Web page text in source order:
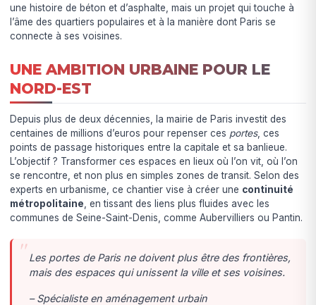
une histoire de béton et d’asphalte, mais un projet qui touche à
l’âme des quartiers populaires et à la manière dont Paris se
connecte à ses voisines.
UNE AMBITION URBAINE POUR LE
NORD-EST
Depuis plus de deux décennies, la mairie de Paris investit des
centaines de millions d’euros pour repenser ces portes, ces
points de passage historiques entre la capitale et sa banlieue.
L’objectif ? Transformer ces espaces en lieux où l’on vit, où l’on
se rencontre, et non plus en simples zones de transit. Selon des
experts en urbanisme, ce chantier vise à créer une continuité
métropolitaine , en tissant des liens plus fluides avec les
communes de Seine-Saint-Denis, comme Aubervilliers ou Pantin.
Les portes de Paris ne doivent plus être des frontières,
mais des espaces qui unissent la ville et ses voisines.
– Spécialiste en aménagement urbain